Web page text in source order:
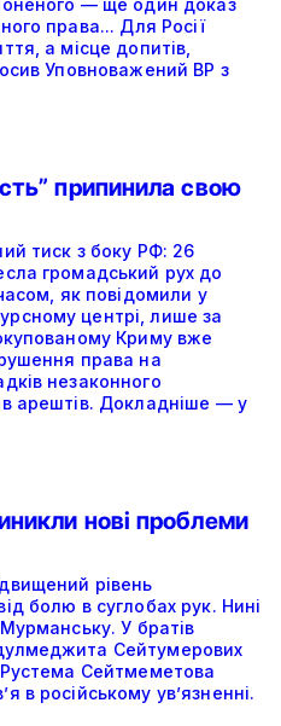
права... Для Росії
а місце допитів,
Уповноважений ВР з
припинила свою
тиск з боку РФ: 26
громадський рух до
як повідомили у
центрі, лише за
Криму вже
права на
незаконного
арештів. Докладніше — у
нові проблеми
рівень
болю в суглобах рук. Нині
У братів
Сейтумерових
Рустема Сейтмеметова
в російському ув’язненні.